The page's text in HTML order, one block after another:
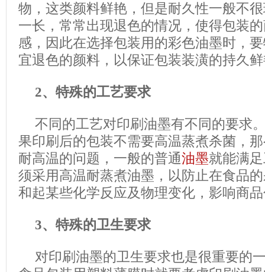
物，这类颜料鲜艳，但是耐久性一般不
一长，常常出现退色的情况，使得包装
感，因此在选择包装用的彩色油墨时，
宜退色的颜料，以保证包装装潢的持久
2、特殊的工艺要求
不同的工艺对印刷油墨有不同的要求
果印刷后的包装不需要高温蒸煮杀菌，
耐高温的问题，一般的普通油墨就能满
须采用高温耐蒸煮油墨，以防止在食品
和起某些化学反应及物理变化，影响商
3、特殊的卫生要求
对印刷油墨的卫生要求也是很重要的